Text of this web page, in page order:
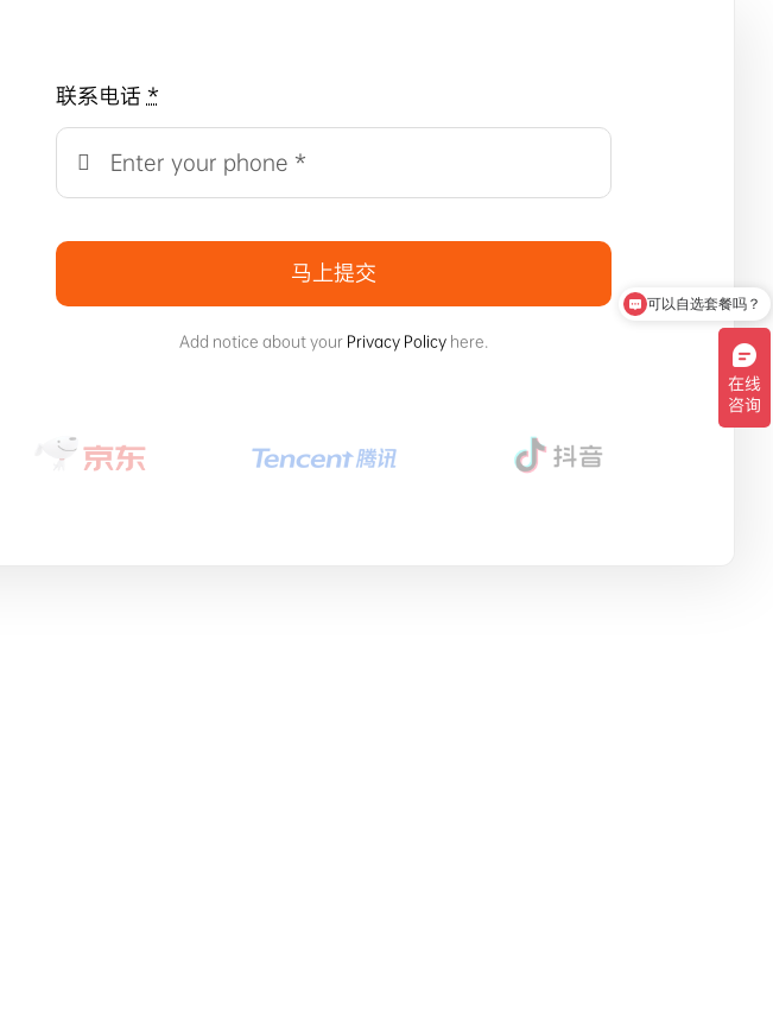
联系电话*
马上提交
Add notice about your Privacy Policyhere.
可以自选套餐吗？